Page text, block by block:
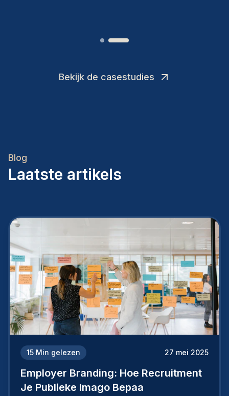
Bekijk de casestudies
Blog
Laatste artikels
15 Min gelezen 27 mei 2025
Employer Branding: Hoe Recruitment
Je Publieke Imago Bepaa